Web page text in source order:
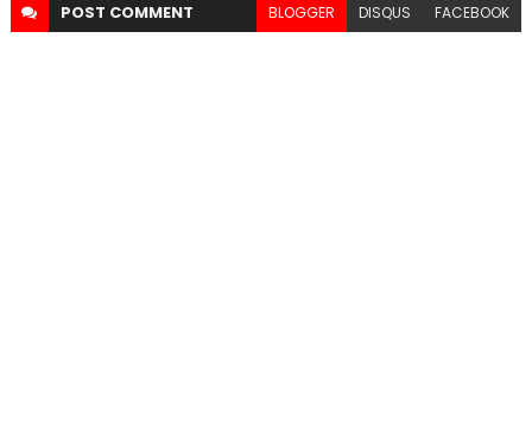
POST COMMENT BLOGGER DISQUS FACEBOOK